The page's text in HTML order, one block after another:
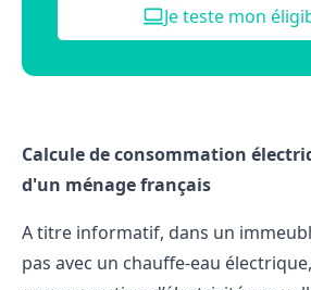
Je teste mon
Calcule de consommation
d'un ménage français
A titre informatif, dans un
pas avec un chauffe-eau